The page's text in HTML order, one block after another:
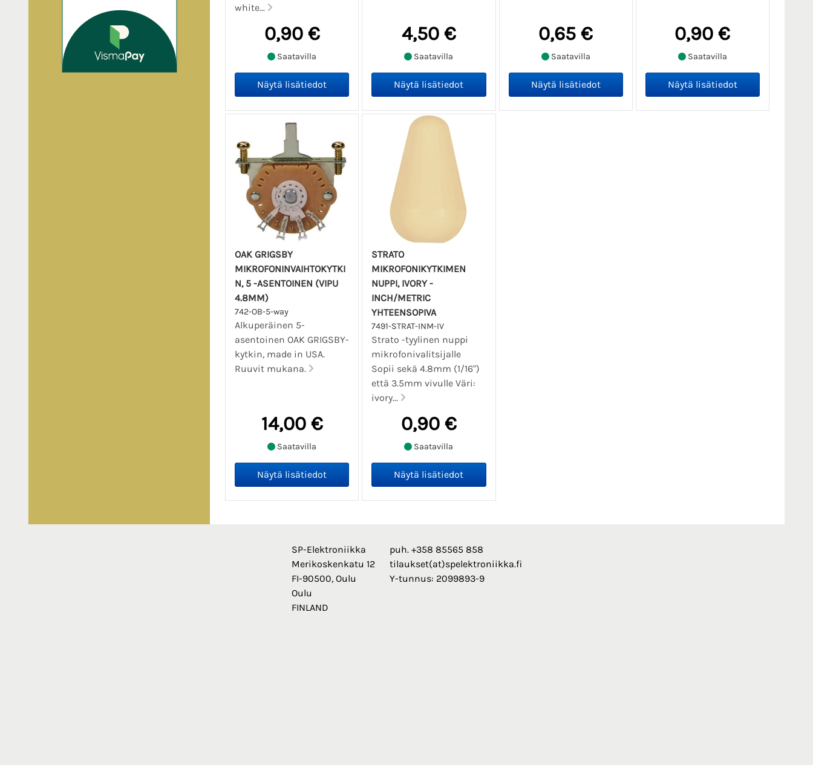
white...
0,90 €
Saatavilla
4,50 €
Saatavilla
0,65 €
Saatavilla
0,90 €
Saatavilla
OAK GRIGSBY
MIKROFONINVAIHTOKYTKI
N, 5 -ASENTOINEN (VIPU
4.8MM)
742-OB-5-way
Alkuperäinen 5-
asentoinen OAK GRIGSBY-
kytkin, made in USA.
Ruuvit mukana.
14,00 €
Saatavilla
STRATO
MIKROFONIKYTKIMEN
NUPPI, IVORY -
INCH/METRIC
YHTEENSOPIVA
7491-STRAT-INM-IV
Strato -tyylinen nuppi
mikrofonivalitsijalle
Sopii sekä 4.8mm (1/16")
että 3.5mm vivulle Väri:
ivory...
0,90 €
Saatavilla
SP-Elektroniikka
Merikoskenkatu 12
FI-90500, Oulu
Oulu
FINLAND
puh. +358 85565 858
tilaukset(at)spelektroniikka.fi
Y-tunnus: 2099893-9